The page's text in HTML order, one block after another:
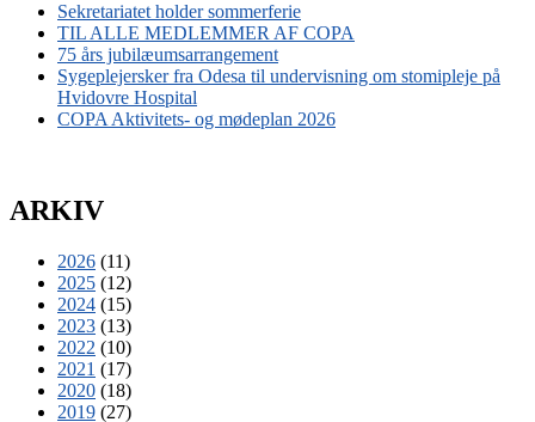
Sekretariatet holder sommerferie
TIL ALLE MEDLEMMER AF COPA
75 års jubilæumsarrangement
Sygeplejersker fra Odesa til undervisning om stomipleje på
Hvidovre Hospital
COPA Aktivitets- og mødeplan 2026
ARKIV
2026 (11)
2025 (12)
2024 (15)
2023 (13)
2022 (10)
2021 (17)
2020 (18)
2019 (27)